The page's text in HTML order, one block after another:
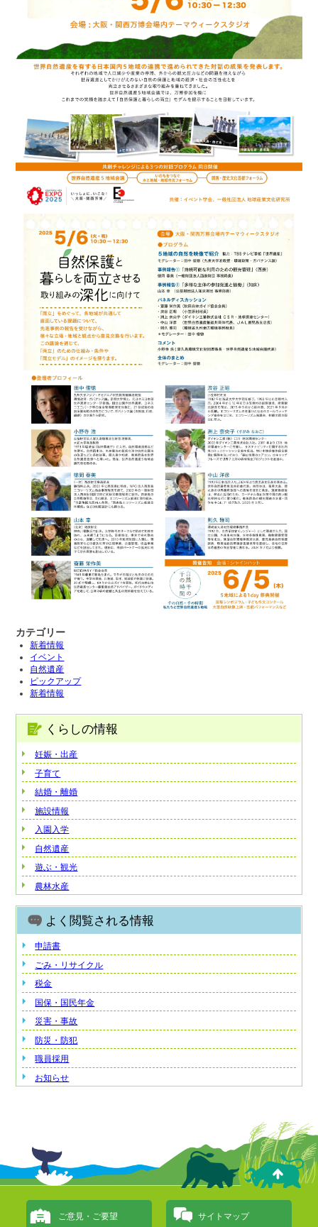
カテゴリー
新着情報
イベント
自然遺産
ピックアップ
新着情報
くらしの情報
妊娠・出産
子育て
結婚・離婚
施設情報
入園入学
自然遺産
遊ぶ・観光
農林水産
よく閲覧される情報
申請書
ごみ・リサイクル
税金
国保・国民年金
災害・事故
防災・防犯
職員採用
お知らせ
ご意見・ご要望 サイトマップ